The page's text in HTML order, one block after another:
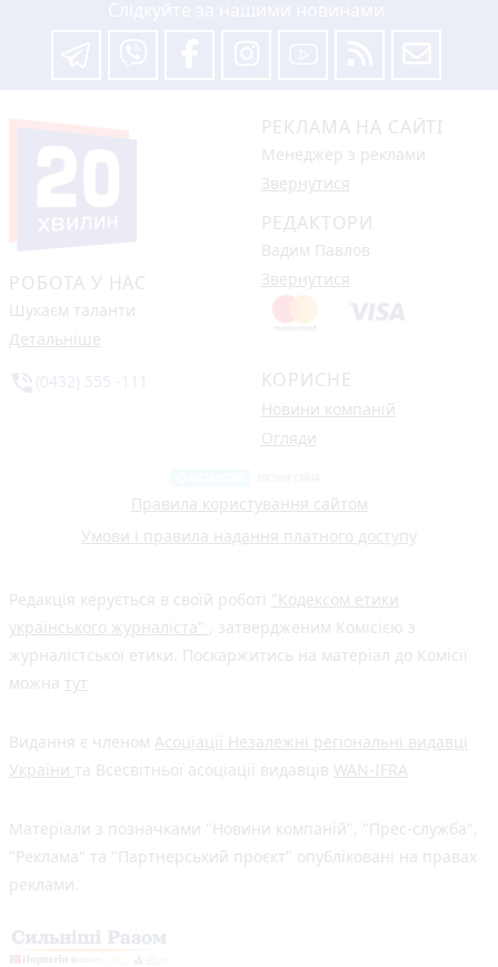
РОБОТА У НАС
Шукаєм таланти
Детальніше
РЕКЛАМА НА САЙТІ
Менеджер з реклами
Звернутися
РЕДАКТОРИ
Вадим Павлов
Звернутися
КОРИСНЕ
Новини компаній
Огляди
Правила користування сайтом
Умови і правила надання платного доступу
Редакція керується в своїй роботі "Кодексом етики
українського журналіста" , затвердженим Комісією з
журналістської етики. Поскаржитись на матеріал до Комісії
можна тут
Видання є членом Асоціації Незалежні регіональні видавці
України та Всесвітньої асоціації видавців WAN-IFRA
Матеріали з позначками "Новини компаній", "Прес-служба",
"Реклама" та "Партнерський проєкт" опубліковані на правах
реклами.